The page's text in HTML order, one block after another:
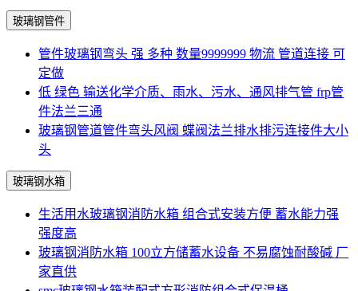
玻璃钢管件
管件玻璃钢弯头 强 多种 数量9999999 物流 管道连接 可
定做
低 绿色 输送化学介质、雨水、污水、通风排气管 frp管
件法兰三通
玻璃钢管道管件弯头风阀 蝶阀法兰排水排污连接件大小
头
玻璃钢水箱
生活用水玻璃钢消防水箱 组合式安装方便 蓄水能力强
强度高
玻璃钢消防水箱 100立方储蓄水设备 不易腐蚀耐酸碱 厂
家直供